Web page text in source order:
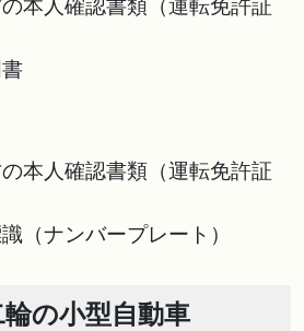
本人確認書類（運転免許証
本人確認書類（運転免許証
（ナンバープレート）
の小型自動車